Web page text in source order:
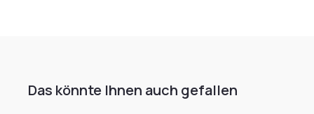
Das könnte Ihnen auch gefallen